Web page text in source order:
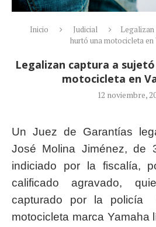
Inicio Judicial
Legalizan
hurtó una motocicleta en
Legalizan captura a
motocicleta en
12 noviembre,
Un Juez de Garantías
José Molina Jiménez, de
indiciado por la fiscalía,
calificado agravado,
capturado por la policía
motocicleta marca Yamaha